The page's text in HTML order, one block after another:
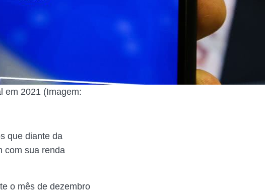
em 2021 (Imagem:
que diante da
com sua renda
o mês de dezembro